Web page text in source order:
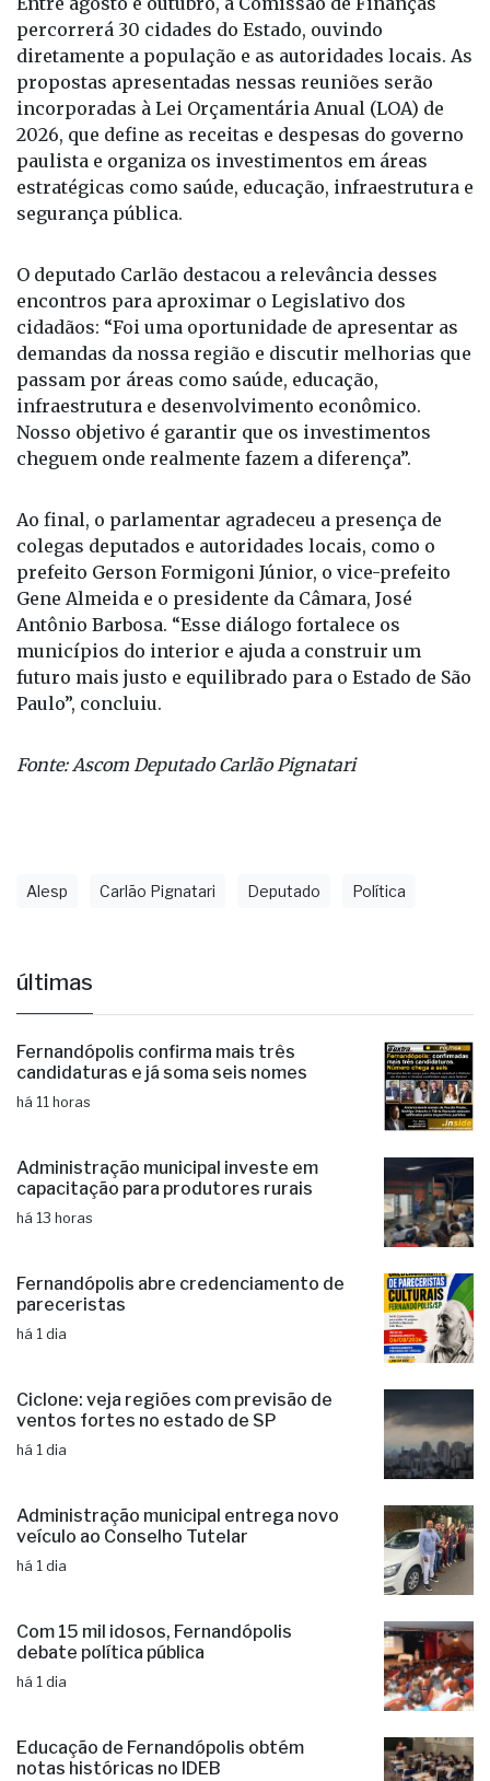
percorrerá 30 cidades do Estado, ouvindo
diretamente a população e as autoridades locais. As
propostas apresentadas nessas reuniões serão
incorporadas à Lei Orçamentária Anual (LOA) de
2026, que define as receitas e despesas do governo
paulista e organiza os investimentos em áreas
estratégicas como saúde, educação, infraestrutura e
segurança pública.
O deputado Carlão destacou a relevância desses
encontros para aproximar o Legislativo dos
cidadãos: “Foi uma oportunidade de apresentar as
demandas da nossa região e discutir melhorias que
passam por áreas como saúde, educação,
infraestrutura e desenvolvimento econômico.
Nosso objetivo é garantir que os investimentos
cheguem onde realmente fazem a diferença”.
Ao final, o parlamentar agradeceu a presença de
colegas deputados e autoridades locais, como o
prefeito Gerson Formigoni Júnior, o vice-prefeito
Gene Almeida e o presidente da Câmara, José
Antônio Barbosa. “Esse diálogo fortalece os
municípios do interior e ajuda a construir um
futuro mais justo e equilibrado para o Estado de São
Paulo”, concluiu.
Fonte: Ascom Deputado Carlão Pignatari
Alesp Carlão Pignatari Deputado Política
últimas
Fernandópolis confirma mais três
candidaturas e já soma seis nomes
há 11 horas
Administração municipal investe em
capacitação para produtores rurais
há 13 horas
Fernandópolis abre credenciamento de
pareceristas
há 1 dia
Ciclone: veja regiões com previsão de
ventos fortes no estado de SP
há 1 dia
Administração municipal entrega novo
veículo ao Conselho Tutelar
há 1 dia
Com 15 mil idosos, Fernandópolis
debate política pública
há 1 dia
Educação de Fernandópolis obtém
notas históricas no IDEB